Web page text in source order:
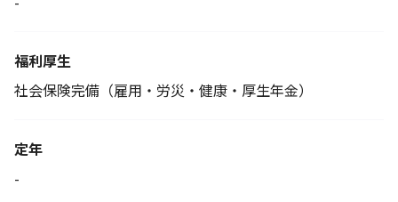
福利厚生
社会保険完備（雇用・労災・健康・厚生年金）
定年
-